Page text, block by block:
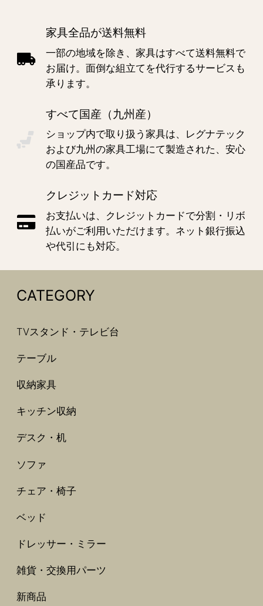
家具全品が送料無料
一部の地域を除き、家具はすべて送料無料で
お届け。面倒な組立てを代行するサービスも
承ります。
すべて国産（九州産）
ショップ内で取り扱う家具は、レグナテック
および九州の家具工場にて製造された、安心
の国産品です。
クレジットカード対応
お支払いは、クレジットカードで分割・リボ
払いがご利用いただけます。ネット銀行振込
や代引にも対応。
CATEGORY
TVスタンド・テレビ台
テーブル
収納家具
キッチン収納
デスク・机
ソファ
チェア・椅子
ベッド
ドレッサー・ミラー
雑貨・交換用パーツ
新商品